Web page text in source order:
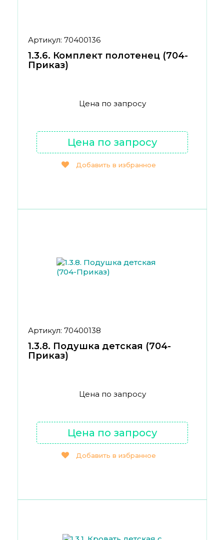
Артикул: 70400136
1.3.6. Комплект полотенец (704-
Приказ)
Цена по запросу
Цена по запросу
Добавить в избранное
Артикул: 70400138
1.3.8. Подушка детская (704-
Приказ)
Цена по запросу
Цена по запросу
Добавить в избранное